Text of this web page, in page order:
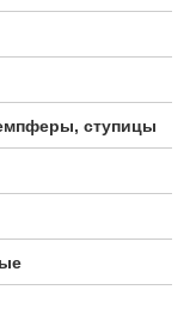
ступицы